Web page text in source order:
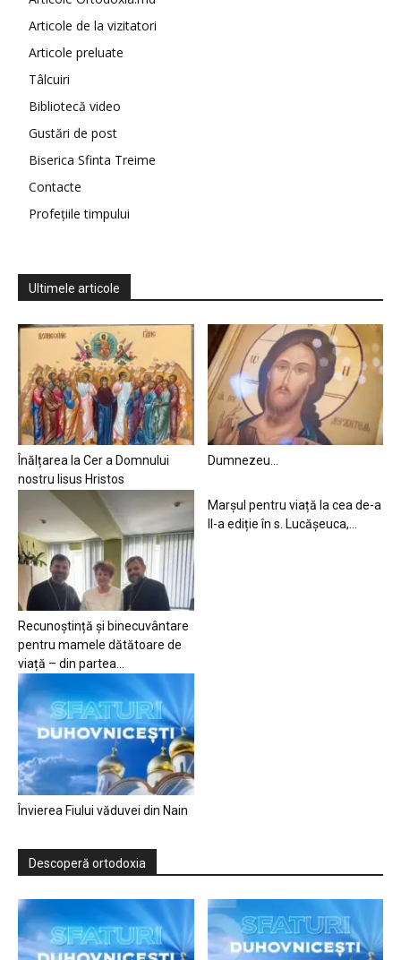
Articole de la vizitatori
Articole preluate
Tâlcuiri
Bibliotecă video
Gustări de post
Biserica Sfinta Treime
Contacte
Profețiile timpului
Ultimele articole
Înălțarea la Cer a Domnului
nostru Iisus Hristos
Dumnezeu…
Recunoștință și binecuvântare
pentru mamele dătătoare de
viață – din partea...
Marșul pentru viață la cea de-a
II-a ediție în s. Lucășeuca,...
Învierea Fiului văduvei din Nain
Descoperă ortodoxia